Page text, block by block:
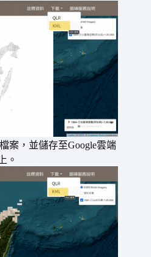
案，並儲存至Google雲端
。